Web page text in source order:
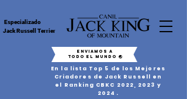
Especializado
Jack Russell Terrier
ENVIAMOS A
TODO EL MUNDO 🌏
En la lista Top 5 de los Mejores
Criadores de Jack Russell en
el Ranking CBKC 2022, 2023 y
2024 .